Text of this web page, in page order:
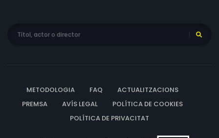
METODOLOGIA FAQ
ACTUALITZACIONS
PREMSA
AVÍS LEGAL
POLÍTICA DE COOKIES
POLÍTICA DE PRIVACITAT